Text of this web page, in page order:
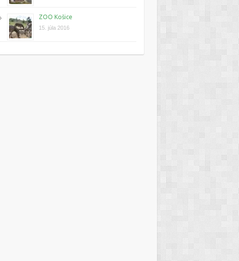
ZOO Košice
15. júla 2016